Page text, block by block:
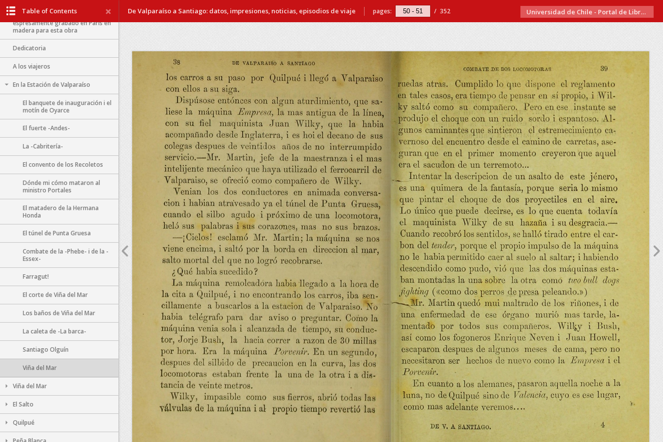
De Valparaíso a Santiago: datos, impresiones, noticias, episodios de viaje pages: / 352 Universidad de Chile - Portal de Libros Electrónicos
Table of Contents
Itinerario del ferrocarril de
Valparaíso a Santiago
espresamente grabado en Paris en
madera para esta obra
Dedicatoria
A los viajeros
En la Estación de Valparaíso
El banquete de inauguración i el
motín de Oyarce
El fuerte -Andes-
La -Cabritería-
El convento de los Recoletos
Dónde mi cómo mataron al
ministro Portales
El matadero de la Hermana
Honda
El túnel de Punta Gruesa
Combate de la -Phebe- i de la -
Essex-
Farragut!
El corte de Viña del Mar
Los baños de Viña del Mar
La caleta de -La barca-
Santiago Olguín
Viña del Mar
Viña del Mar
El Salto
Quilpué